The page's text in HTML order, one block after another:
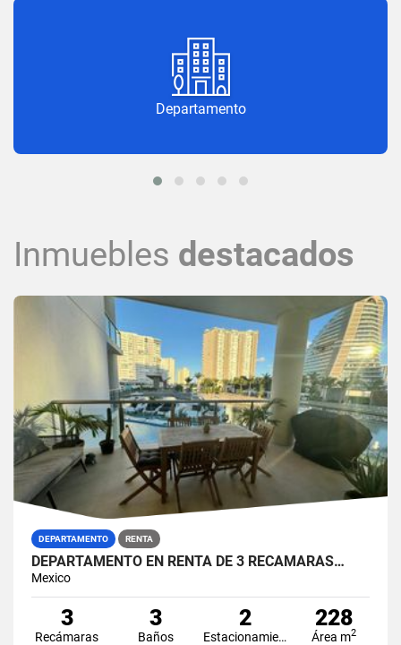
Departamento
Inmuebles destacados
DEPARTAMENTO RENTA
DEPARTAMENTO EN RENTA DE 3 RECAMARAS…
Mexico
3
Recámaras
3
Baños
2
Estacionamiento
228
Área m2